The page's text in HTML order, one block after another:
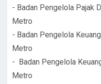
- Badan Pengelola Pajak
Metro
- Badan Pengelola
Metro
- Badan Pengelola
Metro